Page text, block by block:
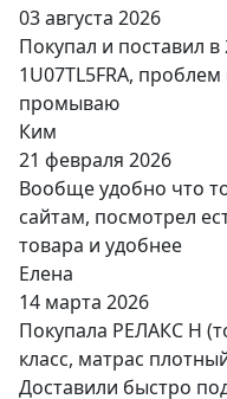
03 августа 2026
Покупал и поставил в
1U07TL5FRA,
промываю
Ким
21 февраля 2026
Вообще удобно что
сайтам, посмотрел
товара и удобнее
Елена
14 марта 2026
Покупала РЕЛАКС Н
класс, матрас
Доставили быстро